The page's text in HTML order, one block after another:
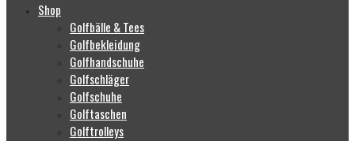
Shop
Golfbälle & Tees
Golfbekleidung
Golfhandschuhe
Golfschläger
Golfschuhe
Golftaschen
Golftrolleys